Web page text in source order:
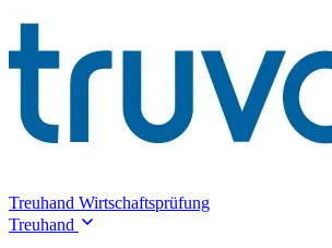
Treuhand Wirtschaftsprüfung
Treuhand